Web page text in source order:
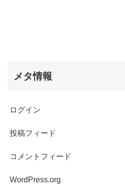
メタ情報
ログイン
投稿フィード
コメントフィード
WordPress.org